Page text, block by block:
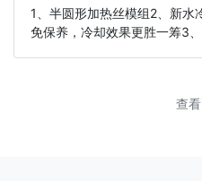
1、半圆形加热丝模组2、新水
免保养，冷却效果更胜一筹3、
查